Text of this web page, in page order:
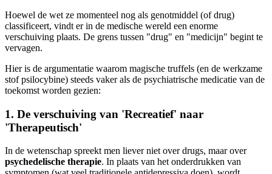
Hoewel de wet ze momenteel nog als genotmiddel (of drug)
classificeert, vindt er in de medische wereld een enorme
verschuiving plaats. De grens tussen "drug" en "medicijn" begint te
vervagen.
Hier is de argumentatie waarom magische truffels (en de werkzame
stof psilocybine) steeds vaker als de psychiatrische medicatie van de
toekomst worden gezien:
1. De verschuiving van 'Recreatief' naar
'Therapeutisch'
In de wetenschap spreekt men liever niet over drugs, maar over
psychedelische therapie. In plaats van het onderdrukken van